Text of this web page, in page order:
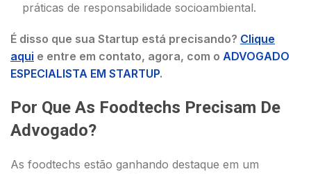
práticas de responsabilidade socioambiental.
É disso que sua Startup está precisando? Clique
aqui e entre em contato, agora, com o ADVOGADO
ESPECIALISTA EM STARTUP.
Por Que As Foodtechs Precisam De
Advogado?
As foodtechs estão ganhando destaque em um